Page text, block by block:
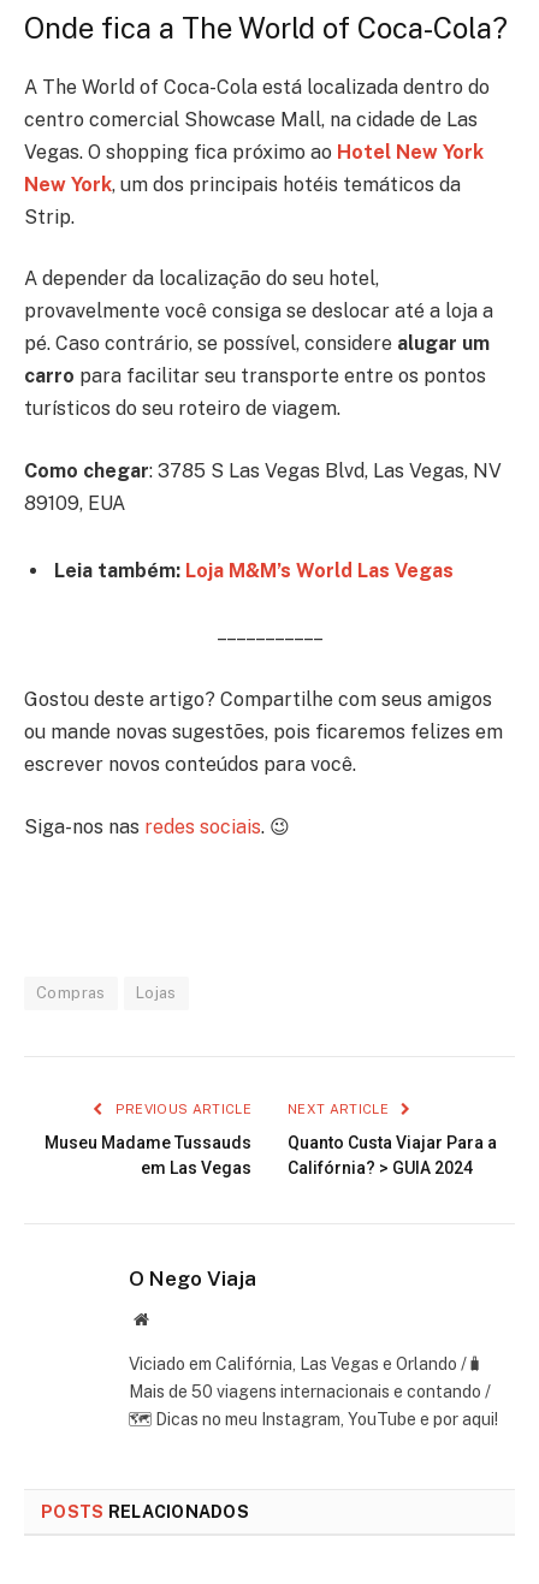
Onde fica a The World of Coca-Cola?
A The World of Coca-Cola está localizada dentro do
centro comercial Showcase Mall, na cidade de Las
Vegas. O shopping fica próximo ao Hotel New York
New York, um dos principais hotéis temáticos da
Strip.
A depender da localização do seu hotel,
provavelmente você consiga se deslocar até a loja a
pé. Caso contrário, se possível, considere alugar um
carro para facilitar seu transporte entre os pontos
turísticos do seu roteiro de viagem.
Como chegar: 3785 S Las Vegas Blvd, Las Vegas, NV
89109, EUA
Leia também: Loja M&M’s World Las Vegas
– – – – – – – – – – –
Gostou deste artigo? Compartilhe com seus amigos
ou mande novas sugestões, pois ficaremos felizes em
escrever novos conteúdos para você.
Siga-nos nas redes sociais. 😉
Compras Lojas
PREVIOUS ARTICLE
Museu Madame Tussauds
em Las Vegas
NEXT ARTICLE
Quanto Custa Viajar Para a
Califórnia? > GUIA 2024
O Nego Viaja
Website
Viciado em Califórnia, Las Vegas e Orlando /🧳
Mais de 50 viagens internacionais e contando /
🗺 Dicas no meu Instagram, YouTube e por aqui!
POSTS RELACIONADOS